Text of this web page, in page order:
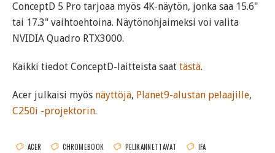
ConceptD 5 Pro tarjoaa myös 4K-näytön, jonka saa 15.6"
tai 17.3" vaihtoehtoina. Näytönohjaimeksi voi valita
NVIDIA Quadro RTX3000.
Kaikki tiedot ConceptD-laitteista saat tästä.
Acer julkaisi myös näyttöjä, Planet9-alustan pelaajille,
C250i -projektorin.
ACER CHROMEBOOK PELIKANNETTAVAT IFA